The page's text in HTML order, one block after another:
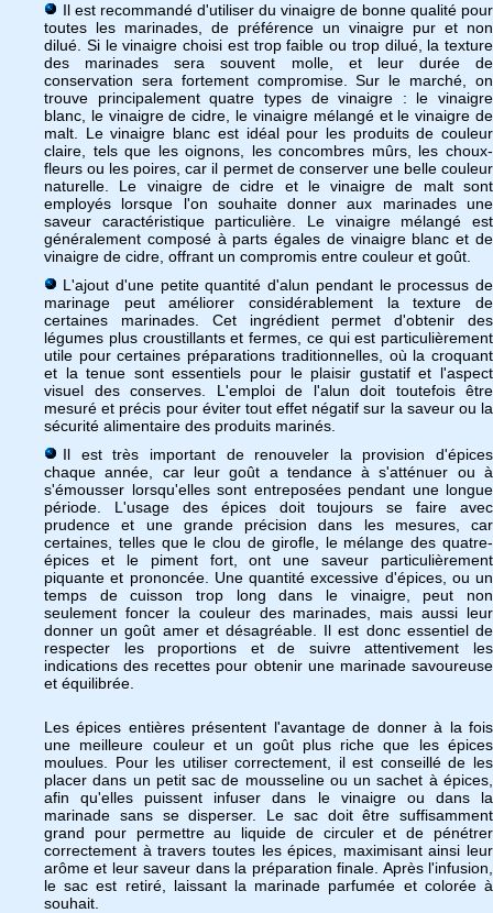
Il est recommandé d'utiliser du vinaigre de bonne qualité pour
toutes les marinades, de préférence un vinaigre pur et non
dilué. Si le vinaigre choisi est trop faible ou trop dilué, la texture
des marinades sera souvent molle, et leur durée de
conservation sera fortement compromise. Sur le marché, on
trouve principalement quatre types de vinaigre : le vinaigre
blanc, le vinaigre de cidre, le vinaigre mélangé et le vinaigre de
malt. Le vinaigre blanc est idéal pour les produits de couleur
claire, tels que les oignons, les concombres mûrs, les choux-
fleurs ou les poires, car il permet de conserver une belle couleur
naturelle. Le vinaigre de cidre et le vinaigre de malt sont
employés lorsque l'on souhaite donner aux marinades une
saveur caractéristique particulière. Le vinaigre mélangé est
généralement composé à parts égales de vinaigre blanc et de
vinaigre de cidre, offrant un compromis entre couleur et goût.
L'ajout d'une petite quantité d'alun pendant le processus de
marinage peut améliorer considérablement la texture de
certaines marinades. Cet ingrédient permet d'obtenir des
légumes plus croustillants et fermes, ce qui est particulièrement
utile pour certaines préparations traditionnelles, où la croquant
et la tenue sont essentiels pour le plaisir gustatif et l'aspect
visuel des conserves. L'emploi de l'alun doit toutefois être
mesuré et précis pour éviter tout effet négatif sur la saveur ou la
sécurité alimentaire des produits marinés.
Il est très important de renouveler la provision d'épices
chaque année, car leur goût a tendance à s'atténuer ou à
s'émousser lorsqu'elles sont entreposées pendant une longue
période. L'usage des épices doit toujours se faire avec
prudence et une grande précision dans les mesures, car
certaines, telles que le clou de girofle, le mélange des quatre-
épices et le piment fort, ont une saveur particulièrement
piquante et prononcée. Une quantité excessive d'épices, ou un
temps de cuisson trop long dans le vinaigre, peut non
seulement foncer la couleur des marinades, mais aussi leur
donner un goût amer et désagréable. Il est donc essentiel de
respecter les proportions et de suivre attentivement les
indications des recettes pour obtenir une marinade savoureuse
et équilibrée.
Les épices entières présentent l'avantage de donner à la fois
une meilleure couleur et un goût plus riche que les épices
moulues. Pour les utiliser correctement, il est conseillé de les
placer dans un petit sac de mousseline ou un sachet à épices,
afin qu'elles puissent infuser dans le vinaigre ou dans la
marinade sans se disperser. Le sac doit être suffisamment
grand pour permettre au liquide de circuler et de pénétrer
correctement à travers toutes les épices, maximisant ainsi leur
arôme et leur saveur dans la préparation finale. Après l'infusion,
le sac est retiré, laissant la marinade parfumée et colorée à
souhait.